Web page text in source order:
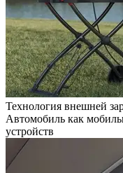
Технология внешней
Автомобиль как
устройств